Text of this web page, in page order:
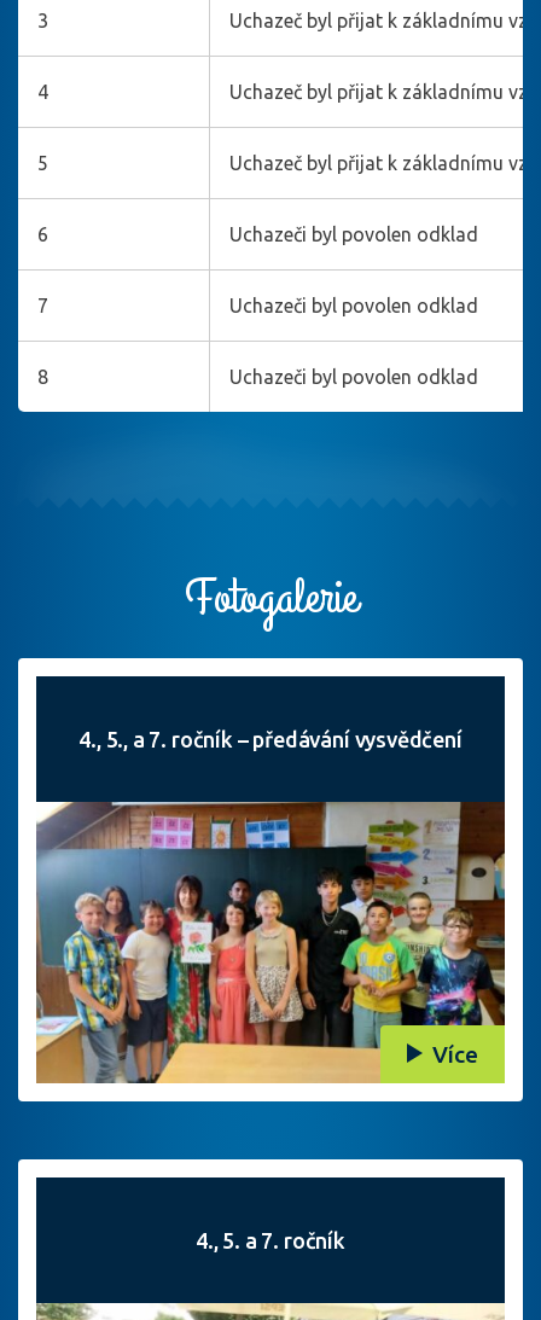
3 Uchazeč byl přijat k základnímu
4 Uchazeč byl přijat k základnímu
5 Uchazeč byl přijat k základnímu
6 Uchazeči byl povolen odklad
7 Uchazeči byl povolen odklad
8 Uchazeči byl povolen odklad
Fotogalerie
4., 5., a 7. ročník – předávání vysvědčení
Více
4., 5. a 7. ročník